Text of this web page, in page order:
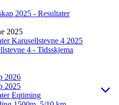
2025 - Resultater
2025
Karusellstevne 4 2025
4 - Tidsskjema
2026
2025
Eqtiming